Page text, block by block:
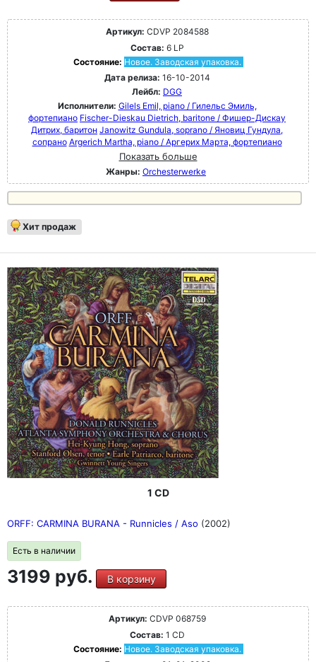
Артикул: CDVP 2084588
Состав: 6 LP
Состояние: Новое. Заводская упаковка.
Дата релиза: 16-10-2014
Лейбл: DGG
Исполнители: Gilels Emil, piano / Гилельс Эмиль,
фортепиано Fischer-Dieskau Dietrich, baritone / Фишер-Дискау
Дитрих, баритон Janowitz Gundula, soprano / Яновиц Гундула,
сопрано Argerich Martha, piano / Аргерих Марта, фортепиано
Показать больше
Жанры: Orchesterwerke
Хит продаж
1 CD
ORFF: CARMINA BURANA - Runnicles / Aso (2002)
Есть в наличии
3199 руб. В корзину
Артикул: CDVP 068759
Состав: 1 CD
Состояние: Новое. Заводская упаковка.